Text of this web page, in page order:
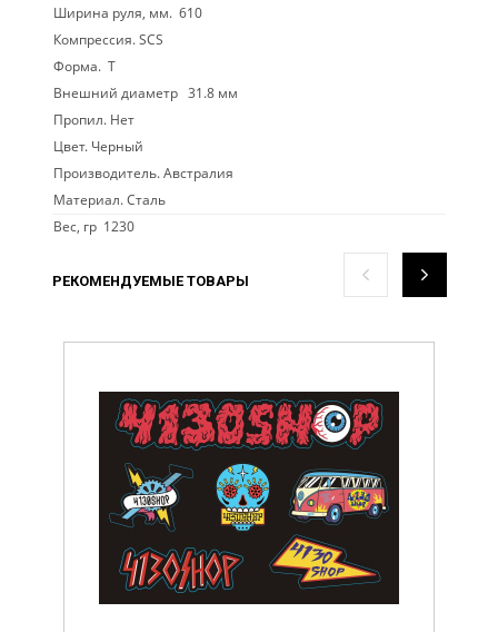
Ширина руля, мм. 610
Компрессия. SCS
Форма. T
Внешний диаметр 31.8 мм
Пропил. Нет
Цвет. Черный
Производитель. Австралия
Материал. Сталь
Вес, гр 1230
РЕКОМЕНДУЕМЫЕ ТОВАРЫ